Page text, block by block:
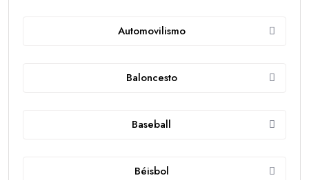
Automovilismo
Baloncesto
Baseball
Béisbol